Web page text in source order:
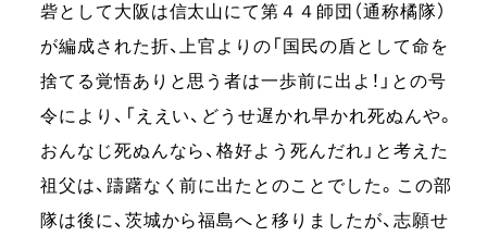
砦として大阪は信太山にて第４４師団（通称橘隊）
が編成された折、上官よりの「国民の盾として命を
捨てる覚悟ありと思う者は一歩前に出よ！」との号
令により、「ええい、どうせ遅かれ早かれ死ぬんや。
おんなじ死ぬんなら、格好よう死んだれ」と考えた
祖父は、躊躇なく前に出たとのことでした。この部
隊は後に、茨城から福島へと移りましたが、志願せ